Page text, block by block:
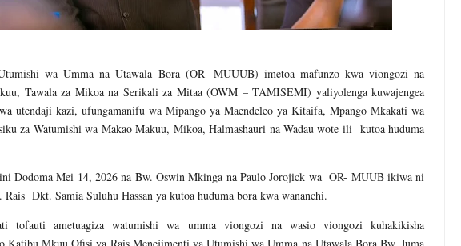
wa Umma na Utawala Bora (OR- MUUUB) imetoa mafunzo kwa viongozi na
Tawala za Mikoa na Serikali za Mitaa (OWM – TAMISEMI) yaliyolenga kuwajengea
utendaji kazi, ufungamanifu wa Mipango ya Maendeleo ya Kitaifa, Mpango Mkakati wa
za Watumishi wa Makao Makuu, Mikoa, Halmashauri na Wadau wote ili kutoa huduma
Dodoma Mei 14, 2026 na Bw. Oswin Mkinga na Paulo Jorojick wa OR- MUUB ikiwa ni
Rais Dkt. Samia Suluhu Hassan ya kutoa huduma bora kwa wananchi.
tofauti ametuagiza watumishi wa umma viongozi na wasio viongozi kuhakikisha